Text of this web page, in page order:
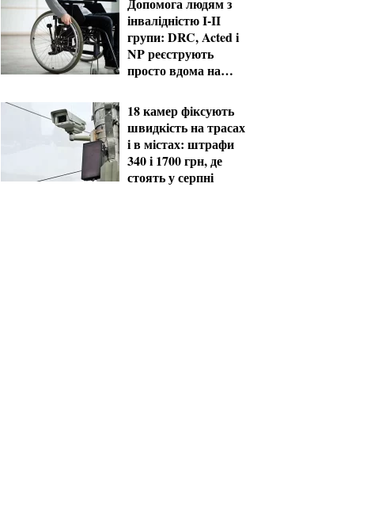
інвалідністю I-II
групи: DRC, Acted і
NP реєструють
просто вдома на
18 камер фіксують
швидкість на трасах
і в містах: штрафи
340 і 1700 грн, де
стоять у серпні